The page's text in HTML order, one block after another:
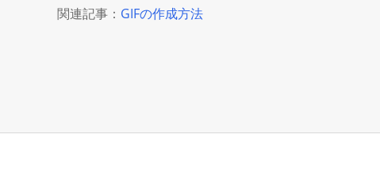
関連記事： GIFの作成方法